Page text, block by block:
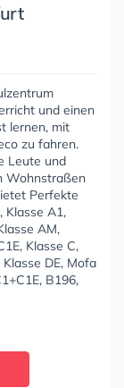
und einen
lernen, mit
zu fahren.
Leute und
Wohnstraßen
Perfekte
Klasse A1,
AM,
Klasse C,
Klasse DE, Mofa
B196,